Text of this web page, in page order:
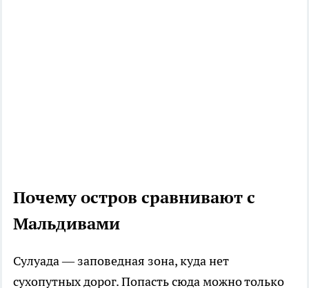
Почему остров сравнивают с
Мальдивами
Сулуада — заповедная зона, куда нет
сухопутных дорог. Попасть сюда можно только